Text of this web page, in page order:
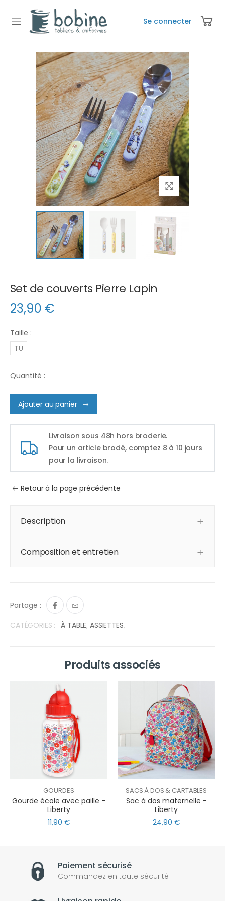
Se connecter
Set de couverts Pierre Lapin
23,90 €
Taille :
TU
Quantité :
Ajouter au panier
Livraison sous 48h hors broderie.
Pour un article brodé, comptez 8 à 10 jours
pour la livraison.
Retour à la page précédente
Description
Composition et entretien
Partage :
CATÉGORIES : À TABLE, ASSIETTES,
Produits associés
GOURDES
Gourde école avec paille -
Liberty
11,90 €
SACS À DOS & CARTABLES
Sac à dos maternelle -
Liberty
24,90 €
Paiement sécurisé
Commandez en toute sécurité